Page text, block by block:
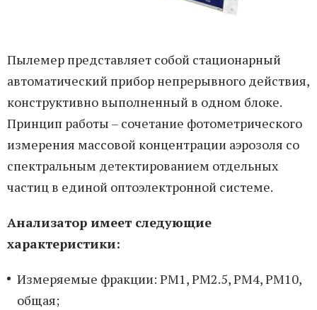
Пылемер представляет собой стационарный
автоматический прибор непрерывного действия,
конструктивно выполненный в одном блоке.
Принцип работы – сочетание фотометрического
измерения массовой концентрации аэрозоля со
спектральным детектированием отдельных
частиц в единой оптоэлектронной системе.
Анализатор имеет следующие
характеристики:
Измеряемые фракции: РМ1, РМ2.5, РМ4, РМ10,
общая;